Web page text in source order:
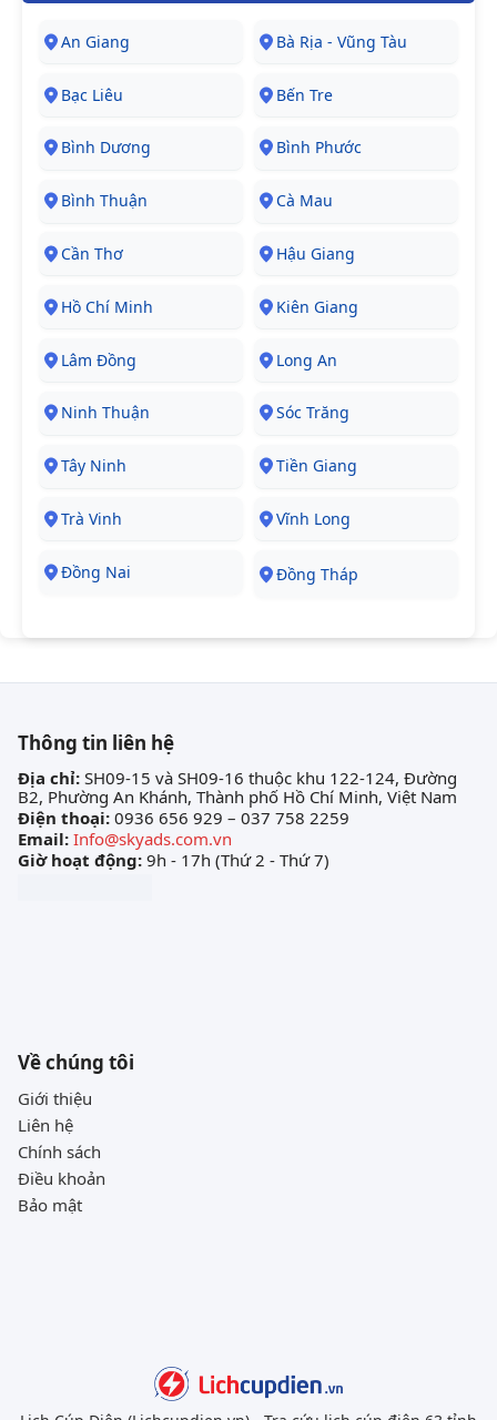
An Giang Bà Rịa - Vũng Tàu
Bạc Liêu Bến Tre
Bình Dương Bình Phước
Bình Thuận Cà Mau
Cần Thơ Hậu Giang
Hồ Chí Minh Kiên Giang
Lâm Đồng Long An
Ninh Thuận Sóc Trăng
Tây Ninh Tiền Giang
Trà Vinh Vĩnh Long
Đồng Nai Đồng Tháp
Thông tin liên hệ
Địa chỉ: SH09-15 và SH09-16 thuộc khu 122-124, Đường
B2, Phường An Khánh, Thành phố Hồ Chí Minh, Việt Nam
Điện thoại: 0936 656 929 – 037 758 2259
Email: Info@skyads.com.vn
Giờ hoạt động: 9h - 17h (Thứ 2 - Thứ 7)
Về chúng tôi
Giới thiệu
Liên hệ
Chính sách
Điều khoản
Bảo mật